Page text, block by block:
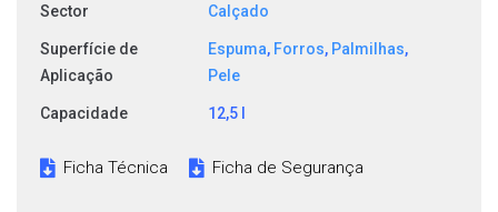
Sector Calçado
Superfície de
Aplicação
Espuma, Forros, Palmilhas,
Pele
Capacidade 12,5 l
Ficha Técnica Ficha de Segurança